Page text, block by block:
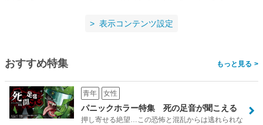
表示コンテンツ設定
おすすめ特集 >
青年 女性
パニックホラー特集 死の足音が聞こえる
押し寄せる絶望…この恐怖と混乱からは逃れられな